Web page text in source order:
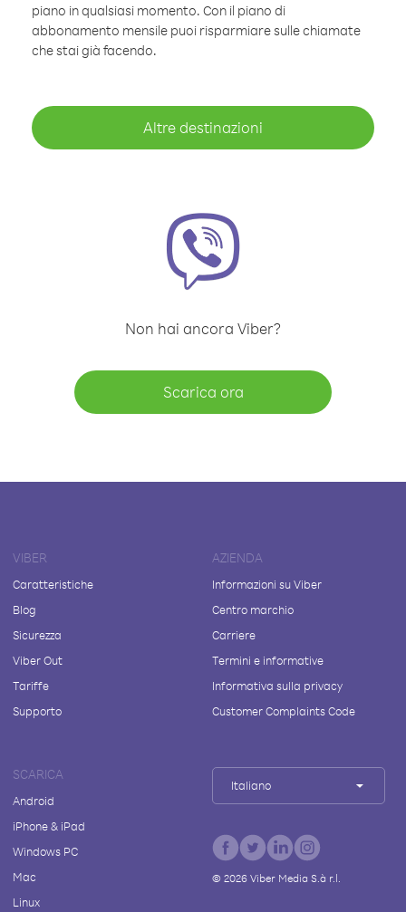
piano in qualsiasi momento. Con il piano di
abbonamento mensile puoi risparmiare sulle chiamate
che stai già facendo.
Altre destinazioni
Non hai ancora Viber?
Scarica ora
VIBER
Caratteristiche
Blog
Sicurezza
Viber Out
Tariffe
Supporto
AZIENDA
Informazioni su Viber
Centro marchio
Carriere
Termini e informative
Informativa sulla privacy
Customer Complaints Code
SCARICA
Android
iPhone & iPad
Windows PC
Mac
Linux
Italiano
© 2026Viber Media S.à r.l.